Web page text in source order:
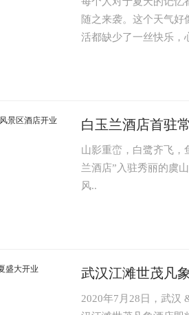
随之来袭。这个天气
活都缺少了一丝快乐，
白玉兰酒店首驻
山影重峦，白鹭齐飞，
兰酒店”入驻秀丽的虞
风..
武汉江滩世茂凡
2020年7月28日，武汉